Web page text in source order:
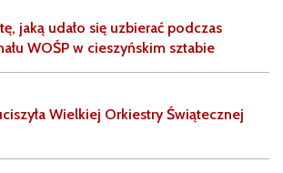
jaką udało się uzbierać podczas
WOŚP w cieszyńskim sztabie
Wielkiej Orkiestry Świątecznej